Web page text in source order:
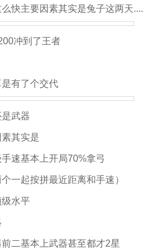
快主要因素其实是兔子这两天....
冲到了王者
有了个交代
武器
其实是
速基本上开局70%拿弓
一起按拼最近距离和手速）
水平
二基本上武器甚至都才2星